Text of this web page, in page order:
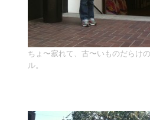
ちょ〜寂れて、古〜いものだらけ
ル。